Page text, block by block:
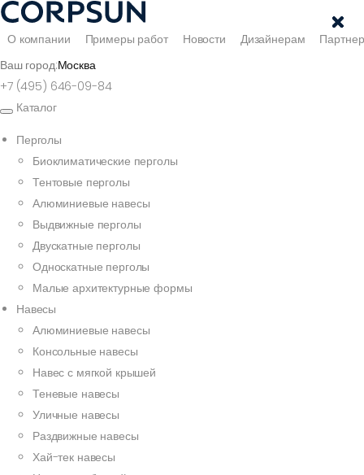
О компании Примеры работ Новости Дизайнерам
Ваш город:Москва
+7 (495) 646-09-84
Каталог
Перголы
Биоклиматические перголы
Тентовые перголы
Алюминиевые навесы
Выдвижные перголы
Двускатные перголы
Односкатные перголы
Малые архитектурные формы
Навесы
Алюминиевые навесы
Консольные навесы
Навес с мягкой крышей
Теневые навесы
Уличные навесы
Раздвижные навесы
Хай-тек навесы